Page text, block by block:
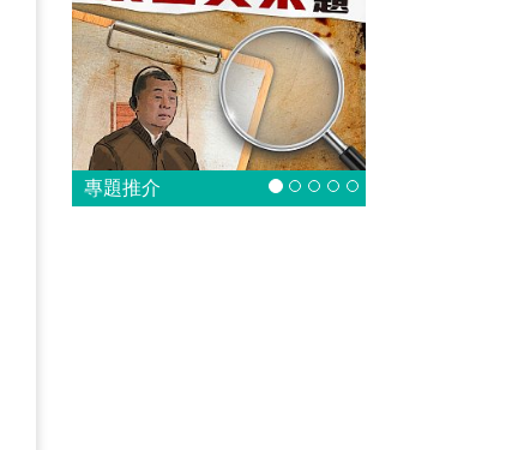
專題推介